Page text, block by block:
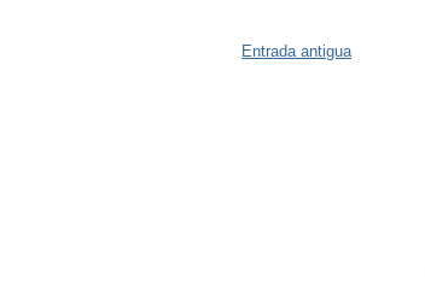
Entrada antigua